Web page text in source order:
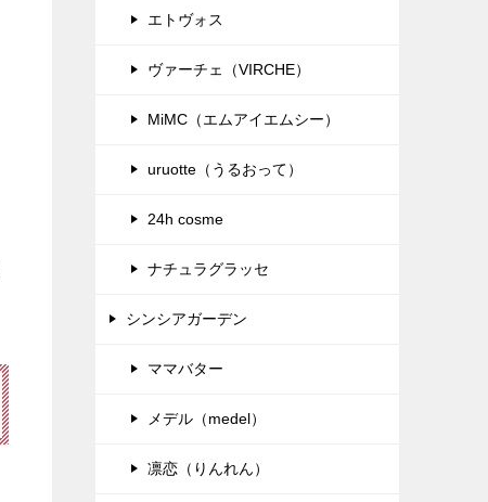
エトヴォス
ヴァーチェ（VIRCHE）
MiMC（エムアイエムシー）
uruotte（うるおって）
24h cosme
ナチュラグラッセ
シンシアガーデン
ママバター
メデル（medel）
凛恋（りんれん）